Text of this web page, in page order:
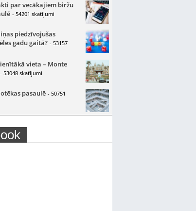
par vecākajiem biržu
- 54201 skatījumi
piedzīvojušas
gadu gaitā? - 53157
vieta – Monte
- 53048 skatījumi
pasaulē - 50751